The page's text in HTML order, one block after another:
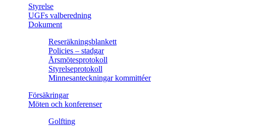
Styrelse
UGFs valberedning
Dokument
Reseräkningsblankett
Policies – stadgar
Årsmötesprotokoll
Styrelseprotokoll
Minnesanteckningar kommittéer
Försäkringar
Möten och konferenser
Golfting